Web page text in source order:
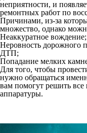
неприятности, и
ремонтных работ по
Причинами, из-за
множество, однако
Неаккуратное вождение;
Неровность дорожного
ДТП;
Попадание мелких
Для того, чтобы
нужно обращаться
вам помогут решить
аппаратуры.